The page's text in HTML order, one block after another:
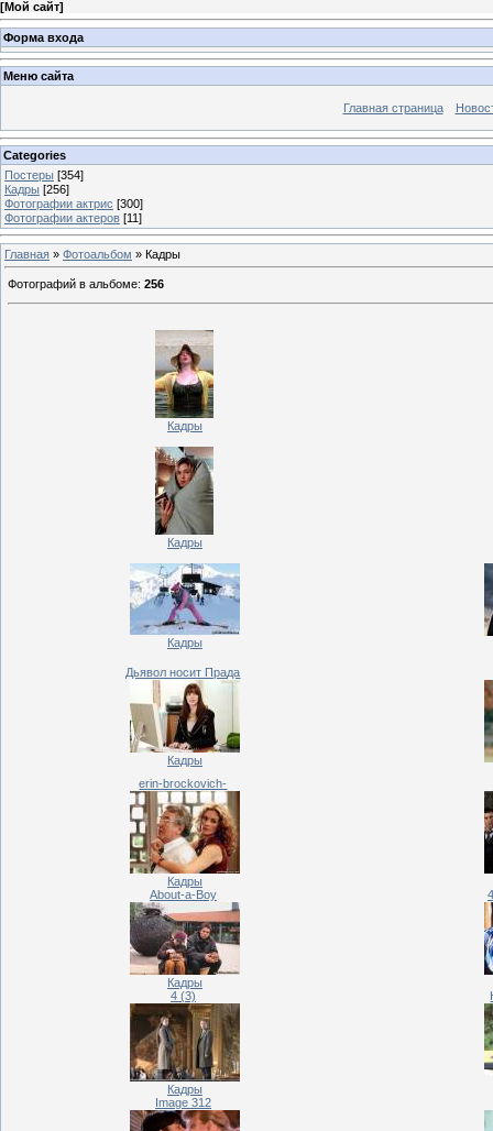
[Мой сайт]
Форма входа
Меню сайта
Главная страница
Categories
Постеры [354]
Кадры [256]
Фотографии актрис [300]
Фотографии актеров [11]
Главная » Фотоальбом » Кадры
Фотографий в альбоме: 256
Кадры
Кадры
Кадры
Дьявол носит Прада
Кадры
erin-brockovich-
Кадры
About-a-Boy
Кадры
4 (3)
Кадры
Image 312